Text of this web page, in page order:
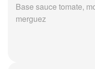
Base sauce tomate,
merguez